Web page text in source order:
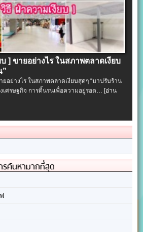
บ ] ขายอย่างไร ในสภาพตลาดเงียบ
”
ยอย่างไร ในสภาพตลาดเงียบสุดๆ “มาปรับร้าน
ศรษฐกิจ การดิ้นรนเพื่อความอยู่รอด… [อ่าน
รค้นหามากที่สุด